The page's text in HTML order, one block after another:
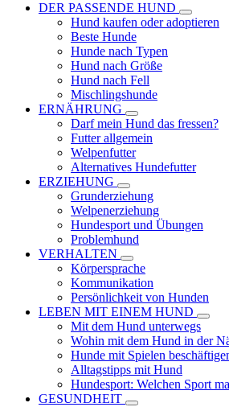
DER PASSENDE HUND
Hund kaufen oder adoptieren
Beste Hunde
Hunde nach Typen
Hund nach Größe
Hund nach Fell
Mischlingshunde
ERNÄHRUNG
Darf mein Hund das fressen?
Futter allgemein
Welpenfutter
Alternatives Hundefutter
ERZIEHUNG
Grunderziehung
Welpenerziehung
Hundesport und Übungen
Problemhund
VERHALTEN
Körpersprache
Kommunikation
Persönlichkeit von Hunden
LEBEN MIT EINEM HUND
Mit dem Hund unterwegs
Wohin mit dem Hund in der
Hunde mit Spielen
Alltagstipps mit Hund
Hundesport: Welchen Sport
GESUNDHEIT